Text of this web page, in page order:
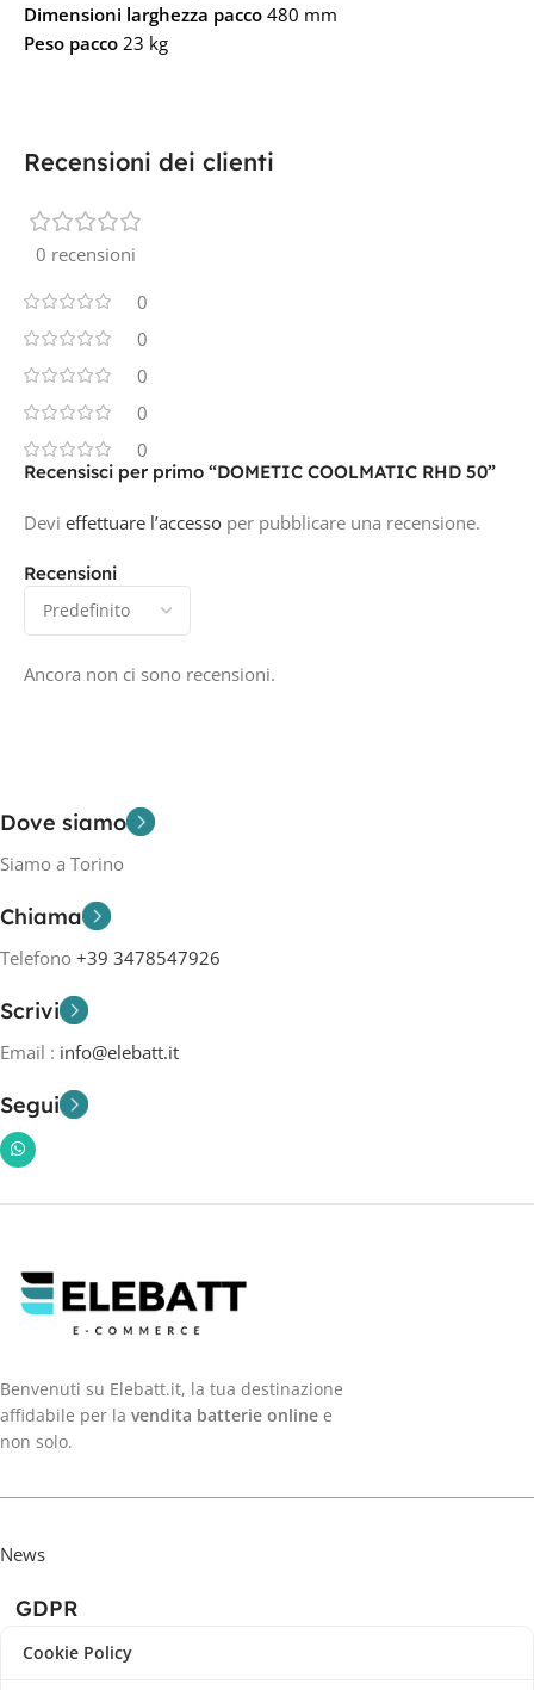
Dimensioni larghezza pacco 480 mm
Peso pacco 23 kg
Recensioni dei clienti
0 recensioni
0
0
0
0
0
Recensioni
Ancora non ci sono recensioni.
Recensisci per primo “DOMETIC COOLMATIC RHD 50”
Devi effettuare l’accesso per pubblicare una recensione.
Dove siamo
Siamo a Torino
Chiama
Telefono +39 3478547926
Scrivi
Email : info@elebatt.it
Segui
Benvenuti su Elebatt.it, la tua destinazione
affidabile per la vendita batterie online e
non solo.
News
GDPR
Cookie Policy